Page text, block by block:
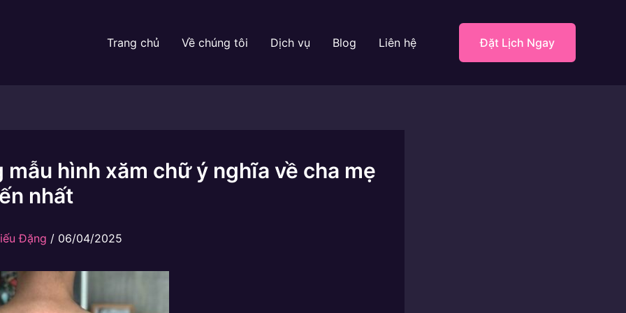
Trang chủ Về chúng tôi Dịch vụ Blog Liên hệ Đặt Lịch Ngay
mẫu hình xăm chữ ý nghĩa về cha mẹ
nhất
Đặng / 06/04/2025